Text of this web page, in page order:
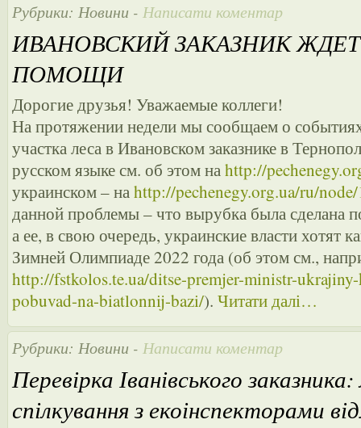
Рубрики: Новини - Написати коментар
ИВАНОВСКИЙ ЗАКАЗНИК
ПОМОЩИ
Дорогие друзья! Уважаемые коллеги!
На протяжении недели мы сообщаем о
участка леса в Ивановском заказнике в
русском языке см. об этом наhttp://
украинском – наhttp://pechenegy.org.ua/ru/
данной проблемы – что вырубка была сделана
а ее, в свою очередь, украинские власти хотят
Зимней Олимпиаде 2022 года (об этом см.,
http://fstkolos.te.ua/ditse-premjer-ministr-
pobuvad-na-biatlonnij-bazi/). Читати далі…
Рубрики: Новини - Написати коментар
Перевірка Іванівського заказника:
спілкування з екоінспекторами